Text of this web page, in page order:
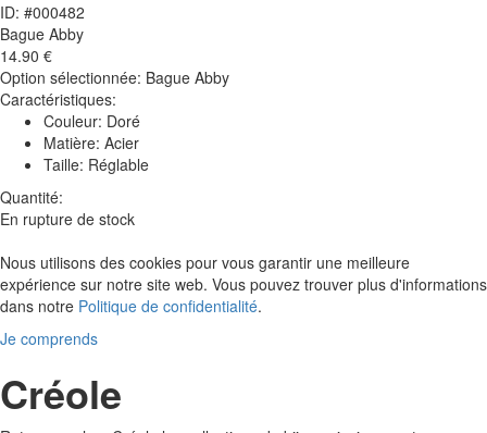
ID: #000482
Bague Abby
14.90 €
Option sélectionnée: Bague Abby
Caractéristiques:
Couleur: Doré
Matière: Acier
Taille: Réglable
Quantité:
En rupture de stock
Nous utilisons des cookies pour vous garantir une meilleure
expérience sur notre site web. Vous pouvez trouver plus d'informations
dans notre Politique de confidentialité.
Je comprends
Créole